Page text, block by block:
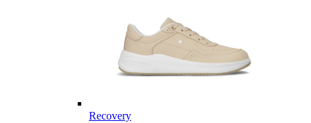
Recovery